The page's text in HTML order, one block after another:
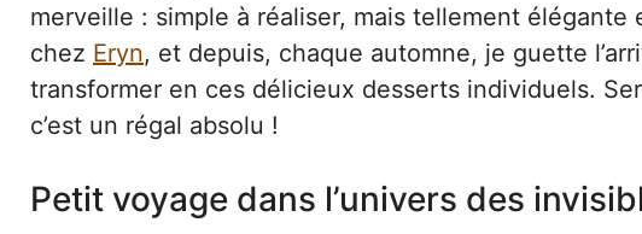
merveille : simple à réaliser, mais tellement
chez Eryn, et depuis, chaque automne, je guette
transformer en ces délicieux desserts individuels.
c’est un régal absolu !
Petit voyage dans l’univers des